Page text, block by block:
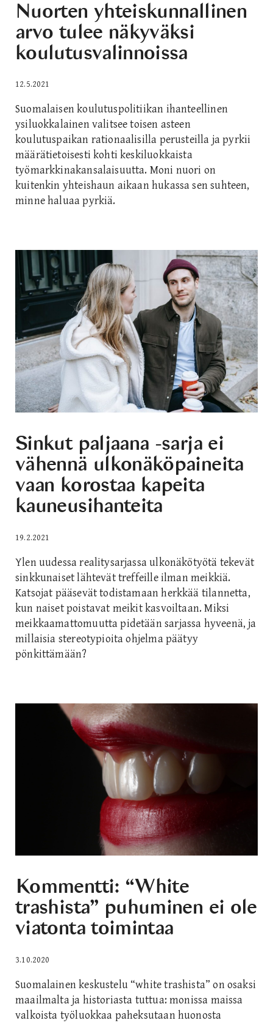
Nuorten yhteiskunnallinen
arvo tulee näkyväksi
koulutusvalinnoissa
12.5.2021
Suomalaisen koulutuspolitiikan ihanteellinen
ysiluokkalainen valitsee toisen asteen
koulutuspaikan rationaalisilla perusteilla ja pyrkii
määrätietoisesti kohti keskiluokkaista
työmarkkinakansalaisuutta. Moni nuori on
kuitenkin yhteishaun aikaan hukassa sen suhteen,
minne haluaa pyrkiä.
Sinkut paljaana -sarja ei
vähennä ulkonäköpaineita
vaan korostaa kapeita
kauneusihanteita
19.2.2021
Ylen uudessa realitysarjassa ulkonäkötyötä tekevät
sinkkunaiset lähtevät treffeille ilman meikkiä.
Katsojat pääsevät todistamaan herkkää tilannetta,
kun naiset poistavat meikit kasvoiltaan. Miksi
meikkaamattomuutta pidetään sarjassa hyveenä, ja
millaisia stereotypioita ohjelma päätyy
pönkittämään?
Kommentti: “White
trashista” puhuminen ei ole
viatonta toimintaa
3.10.2020
Suomalainen keskustelu “white trashista” on osaksi
maailmalta ja historiasta tuttua: monissa maissa
valkoista työluokkaa paheksutaan huonosta